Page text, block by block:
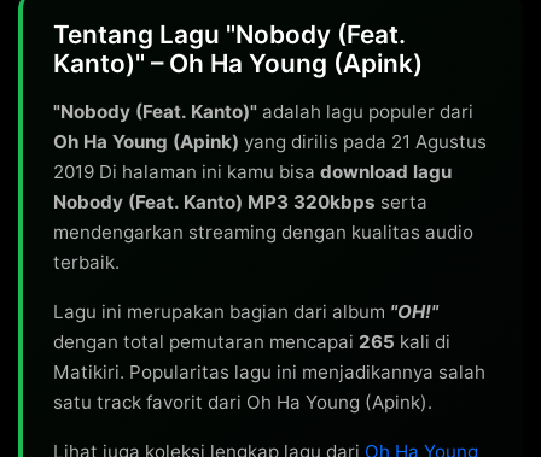
Tentang Lagu "Nobody (Feat.
Kanto)" – Oh Ha Young (Apink)
"Nobody (Feat. Kanto)" adalah lagu populer dari
Oh Ha Young (Apink) yang dirilis pada 21 Agustus
2019 Di halaman ini kamu bisa download lagu
Nobody (Feat. Kanto) MP3 320kbps serta
mendengarkan streaming dengan kualitas audio
terbaik.
Lagu ini merupakan bagian dari album "OH!"
dengan total pemutaran mencapai 265 kali di
Matikiri. Popularitas lagu ini menjadikannya salah
satu track favorit dari Oh Ha Young (Apink).
Lihat juga koleksi lengkap lagu dari Oh Ha Young